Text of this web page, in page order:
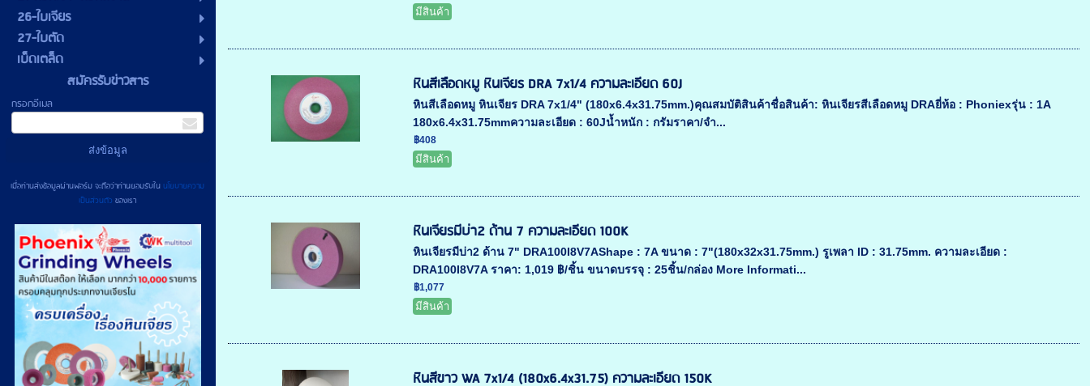
26-ใบเจียร
27-ใบตัด
เบ็ดเตล็ด
สมัครรับข่าวสาร
กรอกอีเมล
เมื่อท่านส่งข้อมูลผ่านฟอร์ม จะถือว่าท่านยอมรับในนโยบายความ
เป็นส่วนตัวของเรา
มีสินค้า
หินสีเลือดหมู หินเจียร DRA 7x1/4 ความละเอียด 60J
หินสีเลือดหมู หินเจียร DRA 7x1/4" (180x6.4x31.75mm.)คุณสมบัติสินค้าชื่อสินค้า: หินเจียรสีเลือดหมู DRAยี่ห้อ : Phoniexรุ่น : 1A
180x6.4x31.75mmความละเอียด : 60Jน้ำหนัก : กรัมราคา/จำ...
฿408
มีสินค้า
หินเจียรมีบ่า2 ด้าน 7 ความละเอียด 100K
หินเจียรมีบ่า2 ด้าน 7" DRA100I8V7AShape : 7A ขนาด : 7"(180x32x31.75mm.) รูเพลา ID : 31.75mm. ความละเอียด :
DRA100I8V7A ราคา: 1,019 ฿/ชิ้น ขนาดบรรจุ : 25ชิ้น/กล่อง More Informati...
฿1,077
มีสินค้า
หินสีขาว WA 7x1/4 (180x6.4x31.75) ความละเอียด 150K